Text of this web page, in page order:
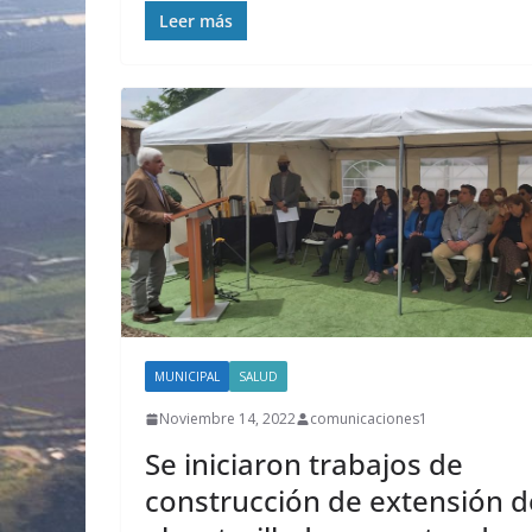
Leer más
MUNICIPAL SALUD
Noviembre 14, 2022 comunicaciones1
Se iniciaron trabajos de
construcción de extensión